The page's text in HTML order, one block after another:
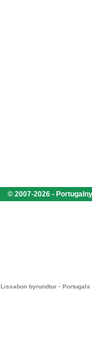
© 2007-2026 -
Lissabon byrundtur - Portugals